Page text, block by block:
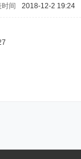
间 2018-12-2 19:24